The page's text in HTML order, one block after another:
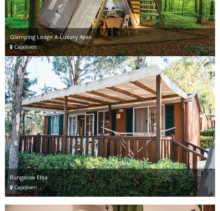
Glamping Lodge A-Luxury 4pax
Capoliveri
Bungalow Elba
Capoliveri